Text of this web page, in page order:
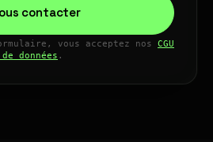
contacter
vous acceptez nos CGU
données .